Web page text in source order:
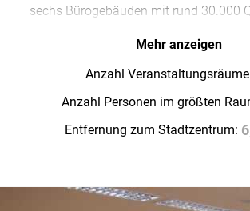
Mehr anzeigen
sechs Bürogebäuden mit rund 30.000
konzentriert gearbeitet, draußen
Springbrunnen im Grünen. Innerhalb
Konferenzräume für bis zu 180
sowohl die Mieter der umliegenden
Jahrzehnten erfolgreich, wenn sie nicht
des Immobiliengeschäfts verinnerlicht
Anzahl
Anzahl Personen im größten
Entfernung zum Stadtzentrum: